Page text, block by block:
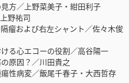
方／上野菜美子・紺田利子
野祐司
瘤および右左シャント／佐々木俊
る心エコーの役割／高谷陽一
原因？／川田貴之
性病変／飯尾千春子・大西哲存